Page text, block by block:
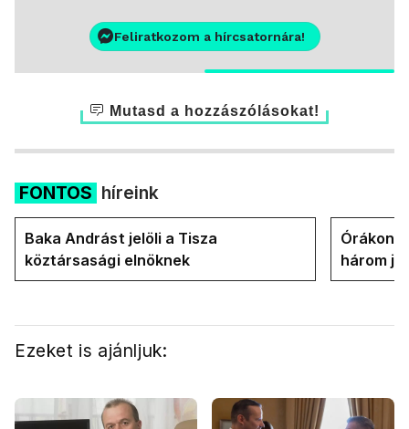
Feliratkozom a hírcsatornára!
Mutasd a hozzászólásokat!
FONTOS híreink
Baka Andrást jelöli a Tisza
köztársasági elnöknek
Órákon
három
államfőt
Ezeket is ajánljuk: